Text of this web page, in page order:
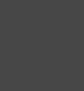
in cui